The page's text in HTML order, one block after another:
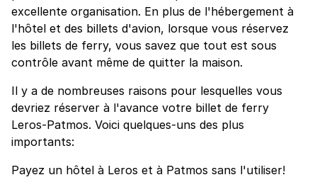
excellente organisation. En plus de l'hébergement à
l'hôtel et des billets d'avion, lorsque vous réservez
les billets de ferry, vous savez que tout est sous
contrôle avant même de quitter la maison.
Il y a de nombreuses raisons pour lesquelles vous
devriez réserver à l'avance votre billet de ferry
Leros-Patmos. Voici quelques-uns des plus
importants:
Payez un hôtel à Leros et à Patmos sans l'utiliser!